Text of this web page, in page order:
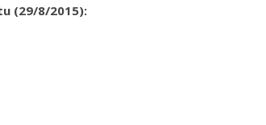
(29/8/2015):